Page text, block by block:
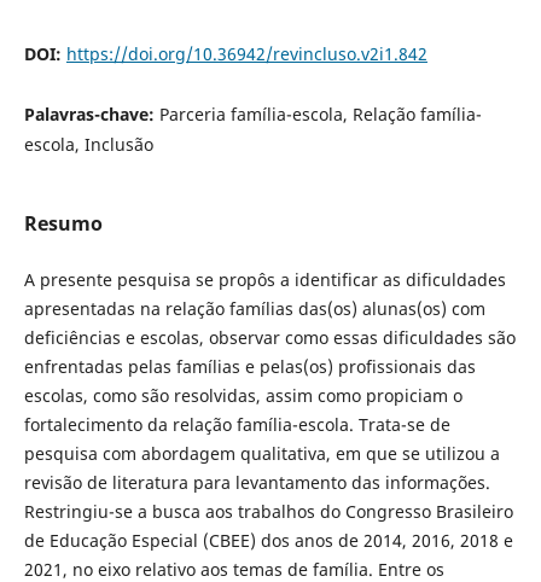
DOI: https://doi.org/10.36942/revincluso.v2i1.842
Palavras-chave: Parceria família-escola, Relação família-
escola, Inclusão
Resumo
A presente pesquisa se propôs a identificar as dificuldades
apresentadas na relação famílias das(os) alunas(os) com
deficiências e escolas, observar como essas dificuldades são
enfrentadas pelas famílias e pelas(os) profissionais das
escolas, como são resolvidas, assim como propiciam o
fortalecimento da relação família-escola. Trata-se de
pesquisa com abordagem qualitativa, em que se utilizou a
revisão de literatura para levantamento das informações.
Restringiu-se a busca aos trabalhos do Congresso Brasileiro
de Educação Especial (CBEE) dos anos de 2014, 2016, 2018 e
2021, no eixo relativo aos temas de família. Entre os